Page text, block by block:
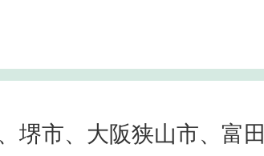
堺市、大阪狭山市、富田